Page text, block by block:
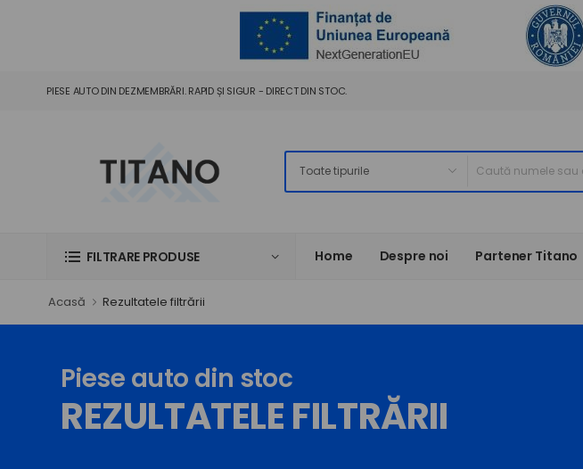
PIESE AUTO DIN DEZMEMBRĂRI. RAPID ȘI SIGUR - DIRECT DIN STOC.
FILTRARE PRODUSE Home Despre noi Partener Titano
Acasă Rezultatele filtrării
Piese auto din stoc
REZULTATELE FILTRĂRII